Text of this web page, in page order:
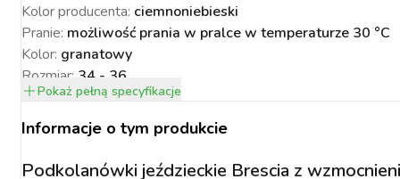
I
ARTYKUŁY
DLA
PAKUJEMY SIĘ NA
POMIAROWE
Kolor producenta: ciemnoniebieski
Pranie: możliwość prania w pralce w temperaturze 30 °C
Kolor: granatowy
Rozmiar: 34 - 36
Waga netto:0.08 kg
Waga brutto
0.09 kg
Pokaż pełną specyfikacje
Informacje o tym produkcie
Podkolanówki jeździeckie Brescia z